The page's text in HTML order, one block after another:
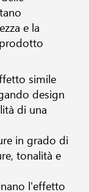
e la
simile
design
di una
in grado di
tonalità e
l'effetto